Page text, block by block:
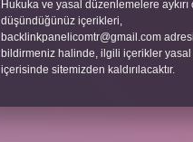
Hukuka ve yasal düzenlemelere
düşündüğünüz içerikleri,
backlinkpanelicomtr@gmail.com
bildirmeniz halinde, ilgili içerikler yasal
içerisinde sitemizden kaldırılacaktır.